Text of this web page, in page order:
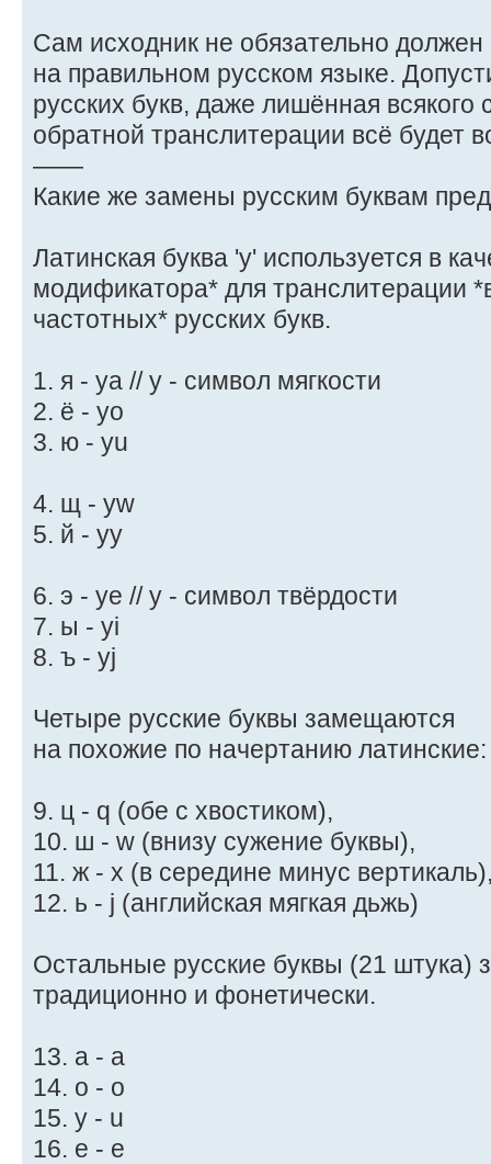
Сам исходник не обязательно должен
на правильном русском языке.
русских букв, даже лишённая
обратной транслитерации всё будет
——
Какие же замены русским буквам
Латинская буква 'у' используется в
модификатора* для транслитерации
частотных* русских букв.
1. я - ya // y - символ мягкости
2. ё - yo
3. ю - yu
4. щ - yw
5. й - yy
6. э - ye // y - символ твёрдости
7. ы - yi
8. ъ - yj
Четыре русские буквы замещаются
на похожие по начертанию латинские:
9. ц - q (обе с хвостиком),
10. ш - w (внизу сужение буквы),
11. ж - x (в середине минус
12. ь - j (английская мягкая дьжь)
Остальные русские буквы (21 штука)
традиционно и фонетически.
13. а - a
14. о - o
15. у - u
16. е - e